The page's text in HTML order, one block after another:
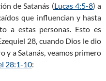
de Satanás (Lucas 4:5-8) a
que influencian y hasta
a estas personas. Esto es
28, cuando Dios le dio
y a Satanás, veamos primero
28:1-10: